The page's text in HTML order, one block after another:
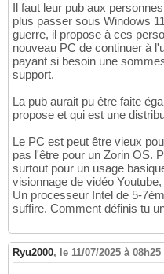
Il faut leur pub aux
plus passer sous Windows
guerre, il propose à ces
nouveau PC de continuer à
payant si besoin une
support.
La pub aurait pu être faite
propose et qui est une
Le PC est peut être vieux
pas l'être pour un Zorin OS.
surtout pour un usage
visionnage de vidéo
Un processeur Intel de 5-
suffire. Comment définis tu
Ryu2000, le 11/07/2025 à 08h25